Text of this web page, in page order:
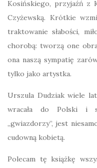
Kosińskiego, przyjaźń z
Czyżewską. Krótkie
traktowanie słabości,
chorobą: tworzą one
ona naszą sympatię
tylko jako artystka.
Urszula Dudziak wiele
wracała do Polski i
„gwiazdorzy”, jest
cudowną kobietą.
Polecam tę książkę